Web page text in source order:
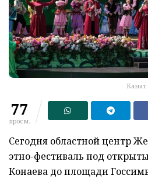
77
просм.
Сегодня областной центр
этно-фестиваль под
Конаева до площади